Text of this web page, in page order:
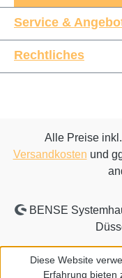
Service &
Rechtliches
Alle Preise
Versandkosten und
BENSE
Diese Website
Erfahrung bieten